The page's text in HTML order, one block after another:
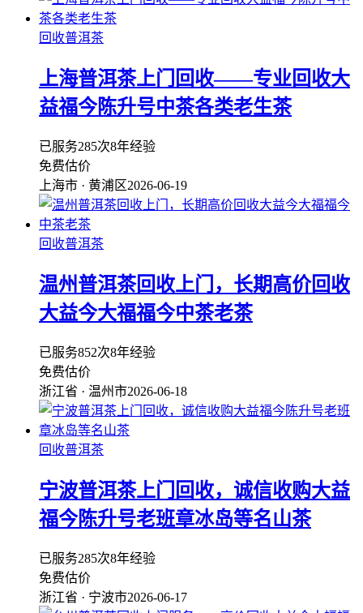
回收普洱茶
上海普洱茶上门回收——专业回收大
益福今陈升号中茶各类老生茶
已服务285次8年经验
免费估价
上海市 · 黄浦区2026-06-19
回收普洱茶
温州普洱茶回收上门，长期高价回收
大益今大福福今中茶老茶
已服务852次8年经验
免费估价
浙江省 · 温州市2026-06-18
回收普洱茶
宁波普洱茶上门回收，诚信收购大益
福今陈升号老班章冰岛等名山茶
已服务285次8年经验
免费估价
浙江省 · 宁波市2026-06-17